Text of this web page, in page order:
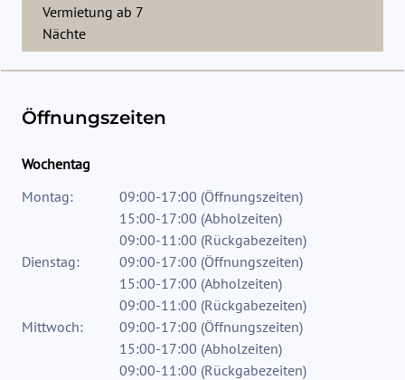
Vermietung ab 7
Nächte
Öffnungszeiten
Wochentag
Montag:
09:00-17:00 (Öffnungszeiten)
15:00-17:00 (Abholzeiten)
09:00-11:00 (Rückgabezeiten)
Dienstag:
09:00-17:00 (Öffnungszeiten)
15:00-17:00 (Abholzeiten)
09:00-11:00 (Rückgabezeiten)
Mittwoch:
09:00-17:00 (Öffnungszeiten)
15:00-17:00 (Abholzeiten)
09:00-11:00 (Rückgabezeiten)